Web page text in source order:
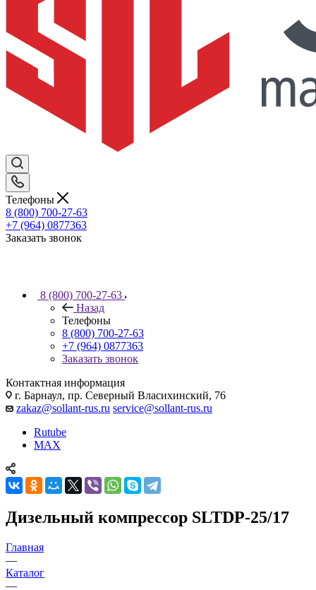
Телефоны
8 (800) 700-27-63
+7 (964) 0877363
Заказать звонок
8 (800) 700-27-63
Назад
Телефоны
8 (800) 700-27-63
+7 (964) 0877363
Заказать звонок
Контактная информация
г. Барнаул, пр. Северный Власихинский, 76
zakaz@sollant-rus.ru service@sollant-rus.ru
Rutube
MAX
Дизельный компрессор SLTDP-25/17
Главная
—
Каталог
—